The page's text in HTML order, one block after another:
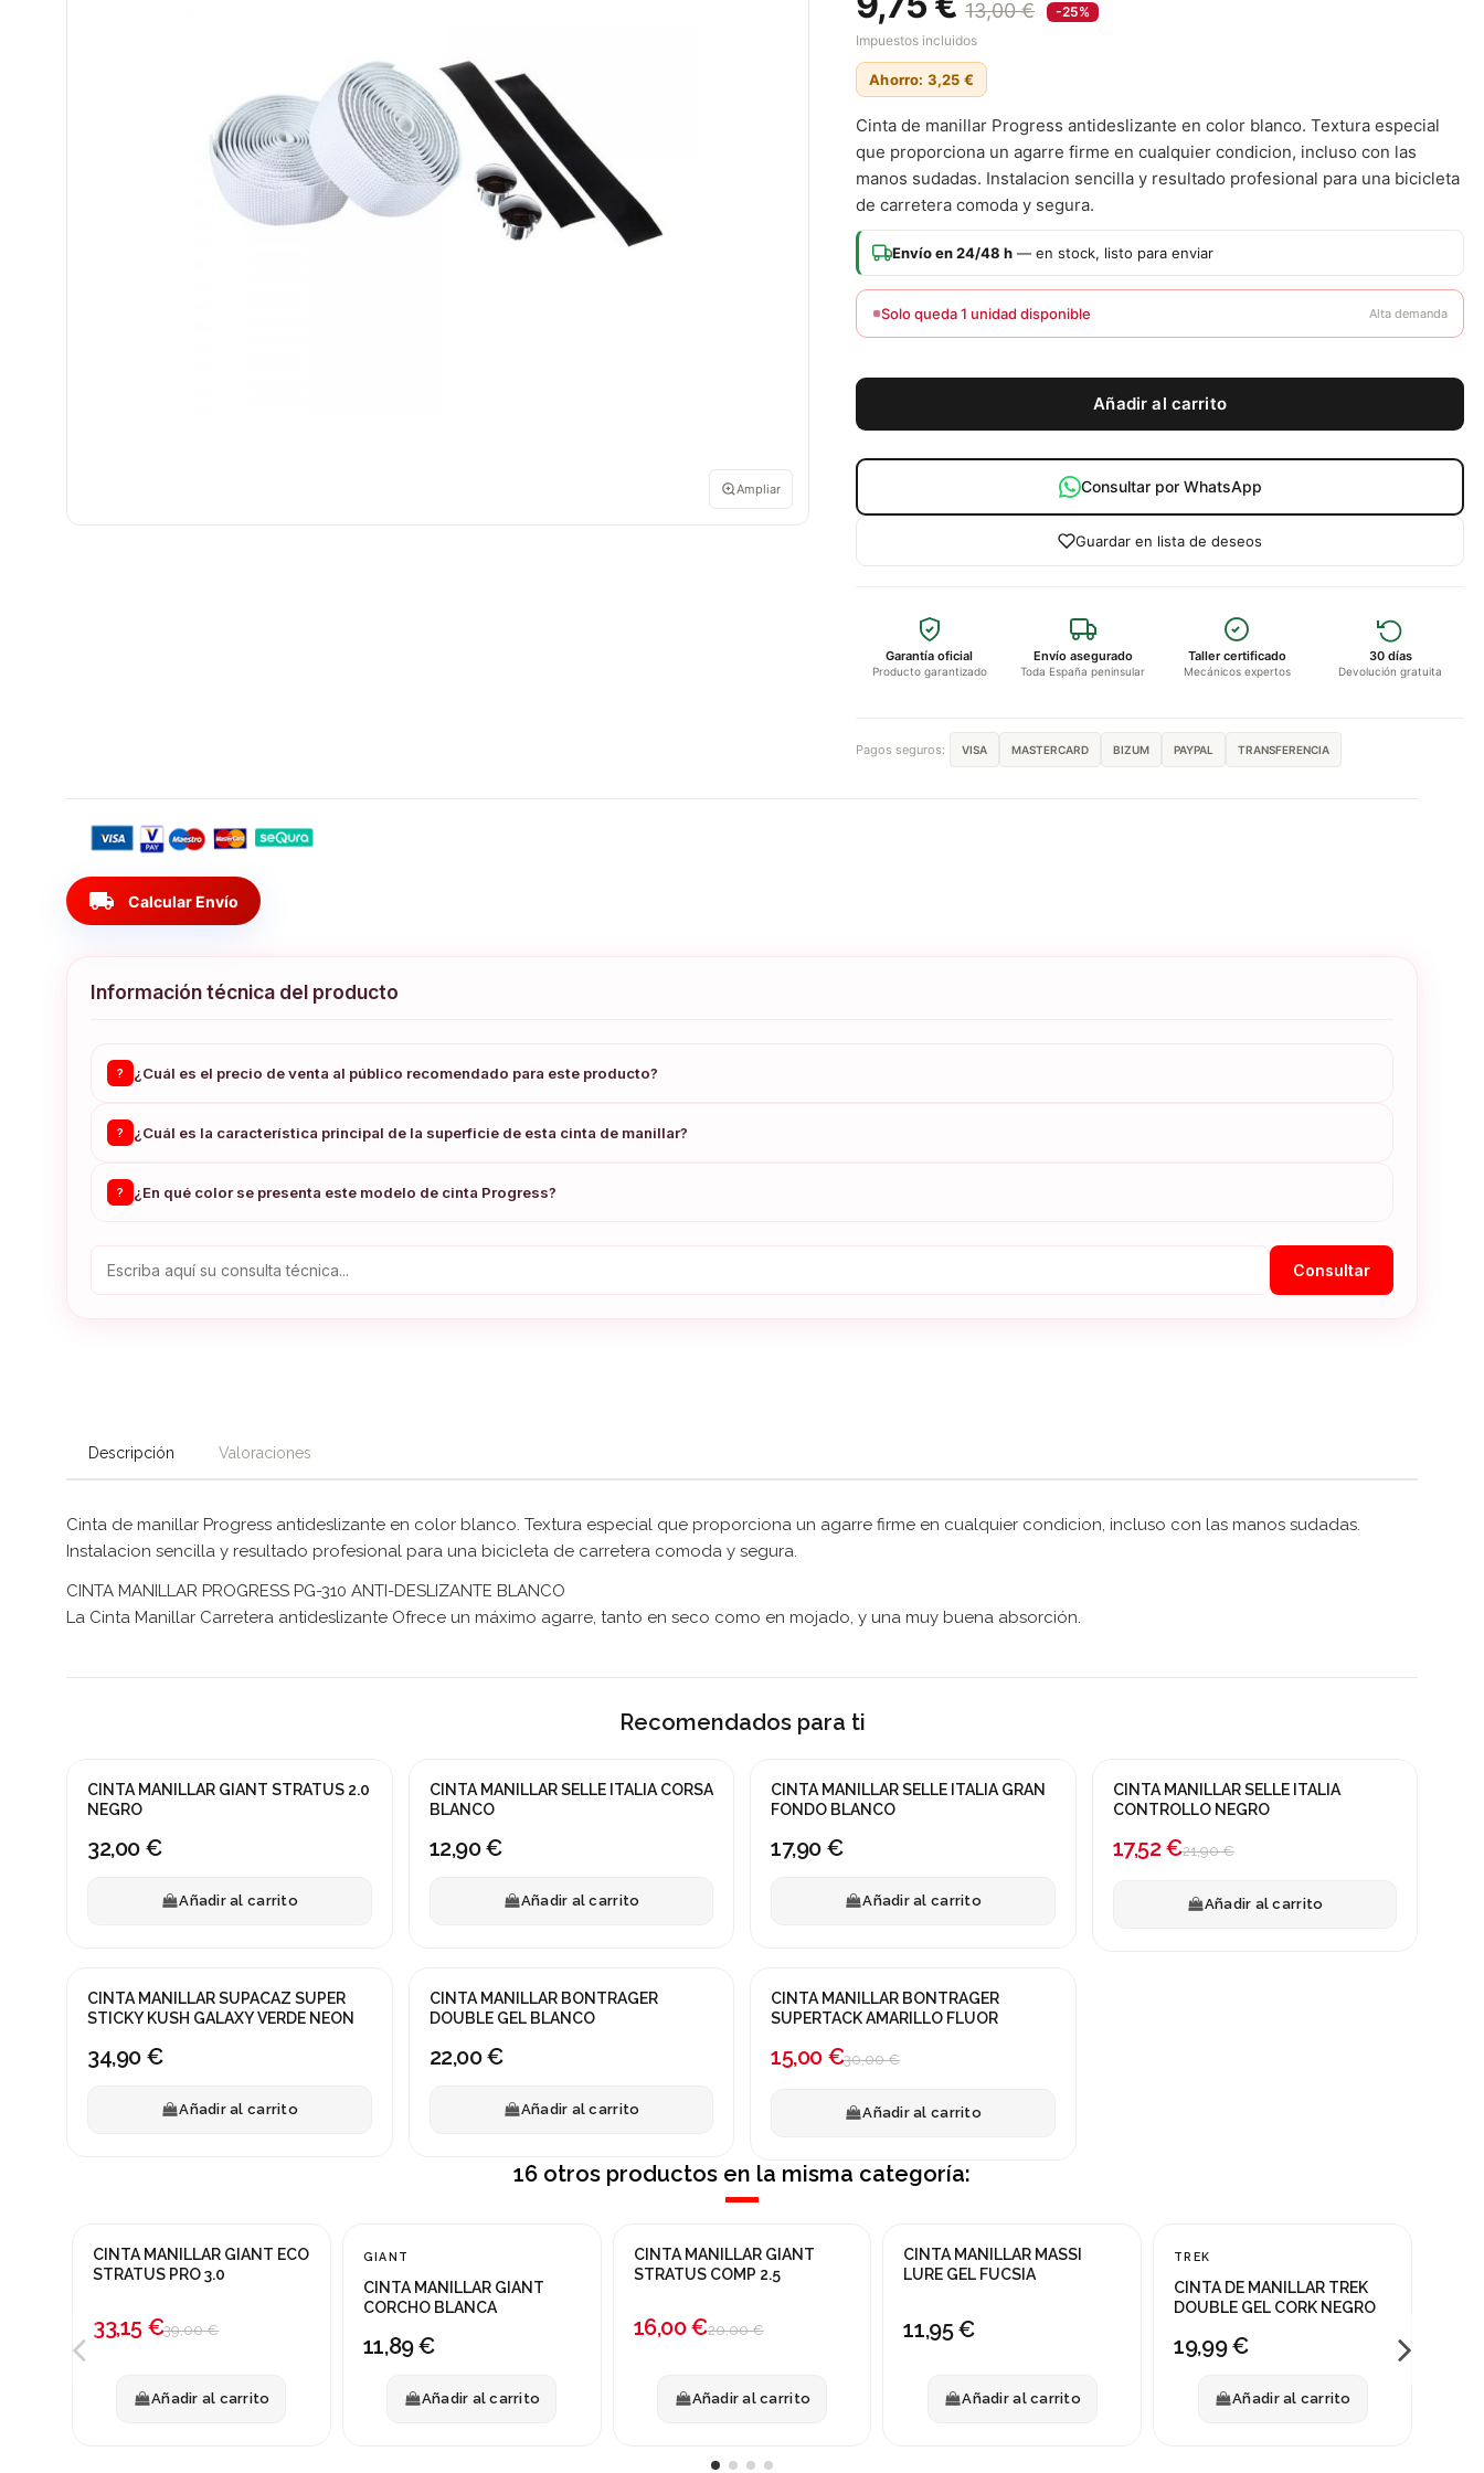
Ampliar
13,00 €
-25%
Impuestos incluidos
Ahorro: 3,25 €
Cinta de manillar Progress antideslizante en color blanco. Textura especial
que proporciona un agarre firme en cualquier condicion, incluso con las
manos sudadas. Instalacion sencilla y resultado profesional para una bicicleta
de carretera comoda y segura.
Envío en 24/48 h — en stock, listo para enviar
Solo queda 1 unidad disponible Alta demanda
Añadir al carrito
Consultar por WhatsApp
Guardar en lista de deseos
Garantía oficial
Producto garantizado
Envío asegurado
Toda España peninsular
Taller certificado
Mecánicos expertos
30 días
Devolución gratuita
Pagos seguros: VISA MASTERCARD BIZUM PAYPAL TRANSFERENCIA
local_shipping Calcular Envío
Información técnica del producto
? ¿Cuál es el precio de venta al público recomendado para este producto?
? ¿Cuál es la característica principal de la superficie de esta cinta de manillar?
? ¿En qué color se presenta este modelo de cinta Progress?
Consultar
Descripción Valoraciones
Cinta de manillar Progress antideslizante en color blanco. Textura especial que proporciona un agarre firme en cualquier condicion, incluso con las manos sudadas.
Instalacion sencilla y resultado profesional para una bicicleta de carretera comoda y segura.
CINTA MANILLAR PROGRESS PG-310 ANTI-DESLIZANTE BLANCO
La Cinta Manillar Carretera antideslizante Ofrece un máximo agarre, tanto en seco como en mojado, y una muy buena absorción.
Recomendados para ti
CINTA MANILLAR GIANT STRATUS 2.0
NEGRO
32,00 €
Añadir al carrito
CINTA MANILLAR SELLE ITALIA CORSA
BLANCO
12,90 €
Añadir al carrito
CINTA MANILLAR SELLE ITALIA GRAN
FONDO BLANCO
17,90 €
Añadir al carrito
¡En oferta!
CINTA MANILLAR SELLE ITALIA
CONTROLLO NEGRO
17,52 €21,90 €
Añadir al carrito
CINTA MANILLAR SUPACAZ SUPER
STICKY KUSH GALAXY VERDE NEON
34,90 €
Añadir al carrito
CINTA MANILLAR BONTRAGER
DOUBLE GEL BLANCO
22,00 €
Añadir al carrito
¡En oferta!
CINTA MANILLAR BONTRAGER
SUPERTACK AMARILLO FLUOR
15,00 €30,00 €
Añadir al carrito
16 otros productos en la misma categoría:
¡En oferta!
CINTA MANILLAR GIANT ECO
STRATUS PRO 3.0
33,15 €39,00 €
Añadir al carrito
GIANT
CINTA MANILLAR GIANT
CORCHO BLANCA
11,89 €
Añadir al carrito
¡En oferta!
CINTA MANILLAR GIANT
STRATUS COMP 2.5
16,00 €20,00 €
Añadir al carrito
CINTA MANILLAR MASSI
LURE GEL FUCSIA
11,95 €
Añadir al carrito
NUEVO
TREK
CINTA DE MANILLAR TREK
DOUBLE GEL CORK NEGRO
19,99 €
Añadir al carrito